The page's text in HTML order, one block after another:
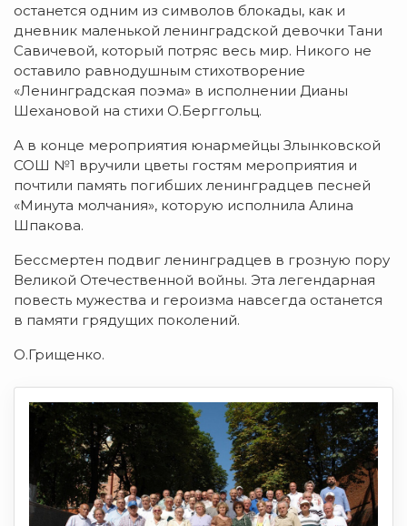
останется одним из символов блокады, как и
дневник маленькой ленинградской девочки Тани
Савичевой, который потряс весь мир. Никого не
оставило равнодушным стихотворение
«Ленинградская поэма» в исполнении Дианы
Шехановой на стихи О.Берггольц.
А в конце мероприятия юнармейцы Злынковской
СОШ №1 вручили цветы гостям мероприятия и
почтили память погибших ленинградцев песней
«Минута молчания», которую исполнила Алина
Шпакова.
Бессмертен подвиг ленинградцев в грозную пору
Великой Отечественной войны. Эта легендарная
повесть мужества и героизма навсегда останется
в памяти грядущих поколений.
О.Грищенко.